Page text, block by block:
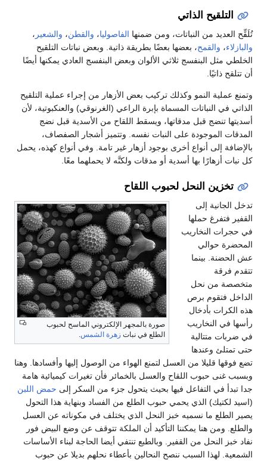
الذاتي
من النباتات، ومن ضمنهاالفاصوليا،والقطن،والشعير،
والقمح ، بعضها بعضًا بطريقة ذاتية. وبعض نباتات التلقيح
البنفسج ثلاثي الألوان وبعض البنفسج العادي يمكنها أيضًا
ذاتيًا.
النمو وكذلك تركيب بعض الأزهار من إجراء عملية التلقيح
النباتات المسماة بإبرة الراعي (الغرنوقي) والعنكبوتية، لأن
تنضج قبل مدقاتها، ويسقط اللقاح من الأسدية قبل نضج
الموجودة على النبات نفسه. وتتميز أشجار الصفصاف،
إلى أنواع أخرى بوجود أزهار غير تامة. وفي أنواع كهذه، يحمل
أزهارًا بها أسدية أو مدقات ولكنَّه لا يحملهما معًا.
النحل لحبوب اللقاح
صورة بالمجهر الإلكتروني الماسح لحبوب
الطلع في نباتزهرة الشمس.
إلى
حملها
النخاريب
حوالي
بينما
من نحل
برص
بأدخال
النخاريب
متتالية
وعندها
قليلا من العسل لتمنع الهواء من الوصول إليها وأفسادها. وهنا
حبوب اللقاح والعسل بالخمائر فأن تغيرات كيميائية هامة
في التفاعل فيها بحيث يتحول جزء من السكر إلى حمض اللبن
الذي يحمي حبوب الطلع من الفساد وبنهاية هذا التحول
ما نسميه خبز النحل الذي يختلف في مكوناته عن العسل
ومن هنا يمكننا التأكيد أن الملكة تتوقف عن وضع البيض فور
النحل من القفير. وبالطبع تنتفي أيضا الحاجة لبناء الأساسات
لهذا السبب ننصح النحالين بأعطاء نحلهم بديلا عن حبوب